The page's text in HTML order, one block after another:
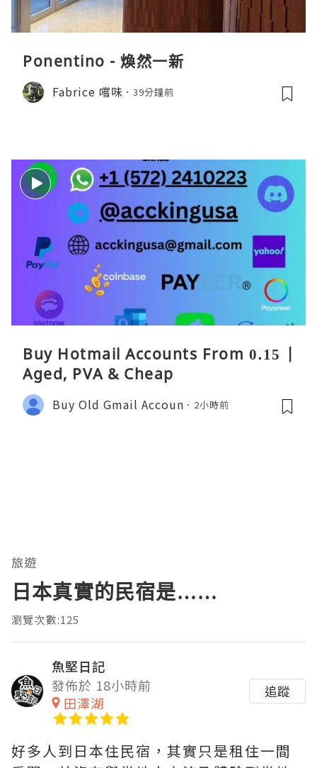
Ponentino - 煥然一新
Fabrice 嚐味 39分鐘前
Buy Hotmail Accounts From 0.15 |
Aged, PVA & Cheap
Buy Old Gmail Accoun 2小時前
旅遊
日本真實的民宿是……
瀏覽次數:125
魚堅日記
發佈於 18小時前
田澤湖
追蹤
好多人到日本住民宿，其實只是租住一間